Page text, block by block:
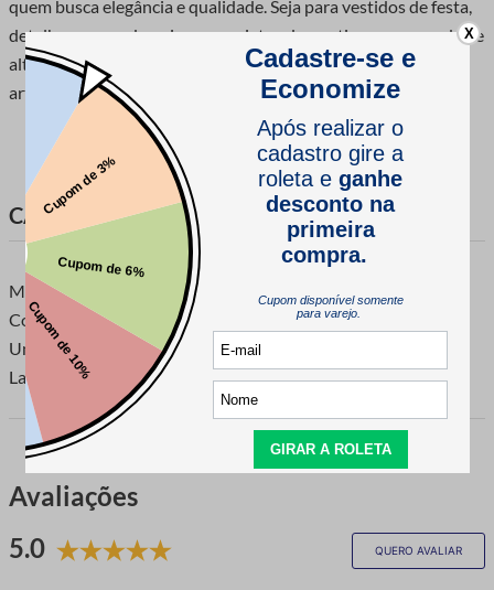
quem busca elegância e qualidade. Seja para vestidos de festa,
detalhes em moda noiva ou projetos decorativos, essa renda de
alta durabilidade transforma qualquer peça em uma obra de
arte com seus
CARACTERÍSTICAS DO PRODUTO
Marca: Lulitex
Composição: 100% Poliéster
Unidade de Venda: 1 Peça com 14,6 Metros
Largura: 2 Centímetros
Avaliações
5.0
QUERO AVALIAR
X